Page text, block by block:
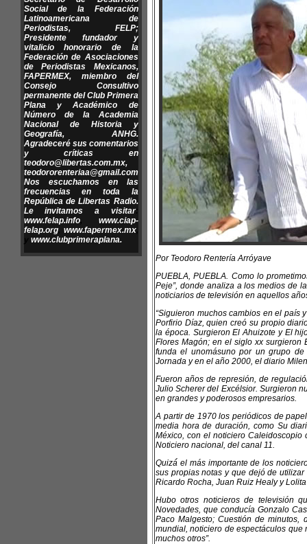
Social de la Federación
Latinoamericana de
Periodistas, FELP;
Presidente fundador y
vitalicio honorario de la
Federación de Asociaciones
de Periodistas Mexicanos,
FAPERMEX, miembro del
Consejo Consultivo
permanente del Club Primera
Plana y Académico de
Número de la Academia
Nacional de Historia y
Geografía, ANHG.
Agradeceré sus comentarios
y críticas en
teodoro@libertas.com.mx,
teodororenteriaa@gmail.com
Nos escuchamos en las
frecuencias en toda la
República de Libertas Radio.
Le invitamos a visitar:
www.felap.info, www.ciap-
felap.org, www.fapermex.mx,
www.clubprimeraplana.
Por Teodoro Rentería Arróyave
PUEBLA, PUEBLA. Como lo
Peje”, donde analiza a los medios de
noticiarios de televisión en aquellos
“Siguieron muchos cambios en el
Porfirio Díaz, quien creó su propio
la época. Surgieron El Ahuizote y El
Flores Magón; en el siglo xx surgieron
funda el unomásuno por un grupo
Jornada y en el año 2000, el diario
Fueron años de represión, de
Julio Scherer del Excélsior. Surgieron
en grandes y poderosos empresarios.
A partir de 1970 los periódicos de
media hora de duración, como Su
México, con el noticiero Caleidoscopio
Noticiero nacional, del canal 11.
Quizá́ el más importante de los
sus propias notas y que dejó de
Ricardo Rocha, Juan Ruiz Healy y
Hubo otros noticieros de televisión
Novedades, que conducía Gonzalo
Paco Malgesto; Cuestión de minutos,
mundial, noticiero de espectáculos
muchos otros”.